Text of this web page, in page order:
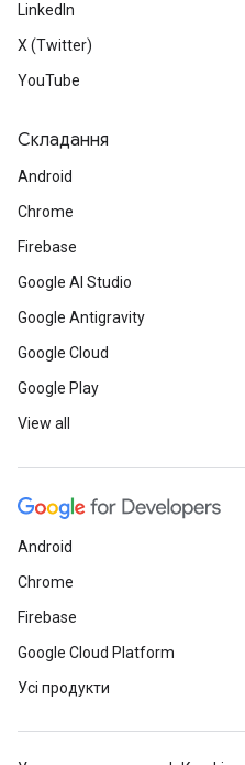
LinkedIn
X (Twitter)
YouTube
Складання
Android
Chrome
Firebase
Google AI Studio
Google Antigravity
Google Cloud
Google Play
View all
Android
Chrome
Firebase
Google Cloud Platform
Усі продукти